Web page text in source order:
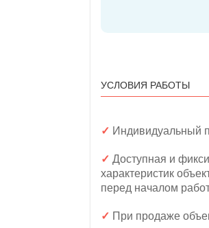
УСЛОВИЯ РАБОТЫ
✓ Индивидуальный
✓ Доступная и
характеристик
перед началом
✓ При продаже